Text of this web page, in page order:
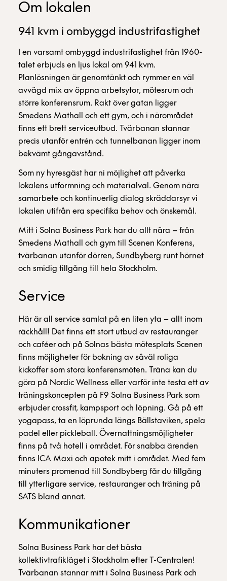
Om lokalen
941 kvm i ombyggd industrifastighet
I en varsamt ombyggd industrifastighet från 1960-
talet erbjuds en ljus lokal om 941 kvm.
Planlösningen är genomtänkt och rymmer en väl
avvägd mix av öppna arbetsytor, mötesrum och
större konferensrum. Rakt över gatan ligger
Smedens Mathall och ett gym, och i närområdet
finns ett brett serviceutbud. Tvärbanan stannar
precis utanför entrén och tunnelbanan ligger inom
bekvämt gångavstånd.
Som ny hyresgäst har ni möjlighet att påverka
lokalens utformning och materialval. Genom nära
samarbete och kontinuerlig dialog skräddarsyr vi
lokalen utifrån era specifika behov och önskemål.
Mitt i Solna Business Park har du allt nära – från
Smedens Mathall och gym till Scenen Konferens,
tvärbanan utanför dörren, Sundbyberg runt hörnet
och smidig tillgång till hela Stockholm.
Service
Här är all service samlat på en liten yta – allt inom
räckhåll! Det finns ett stort utbud av restauranger
och caféer och på Solnas bästa mötesplats Scenen
finns möjligheter för bokning av såväl roliga
kickoffer som stora konferensmöten. Träna kan du
göra på Nordic Wellness eller varför inte testa ett av
träningskoncepten på F9 Solna Business Park som
erbjuder crossfit, kampsport och löpning. Gå på ett
yogapass, ta en löprunda längs Bällstaviken, spela
padel eller pickleball. Övernattningsmöjligheter
finns på två hotell i området. För snabba ärenden
finns ICA Maxi och apotek mitt i området. Med fem
minuters promenad till Sundbyberg får du tillgång
till ytterligare service, restauranger och träning på
SATS bland annat.
Kommunikationer
Solna Business Park har det bästa
kollektivtrafikläget i Stockholm efter T-Centralen!
Tvärbanan stannar mitt i Solna Business Park och